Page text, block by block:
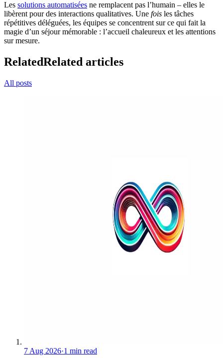
Les solutions automatisées ne remplacent pas l’humain – elles le
libèrent pour des interactions qualitatives. Une fois les tâches
répétitives déléguées, les équipes se concentrent sur ce qui fait la
magie d’un séjour mémorable : l’accueil chaleureux et les attentions
sur mesure.
RelatedRelated articles
All posts
7 Aug 2026·1 min read